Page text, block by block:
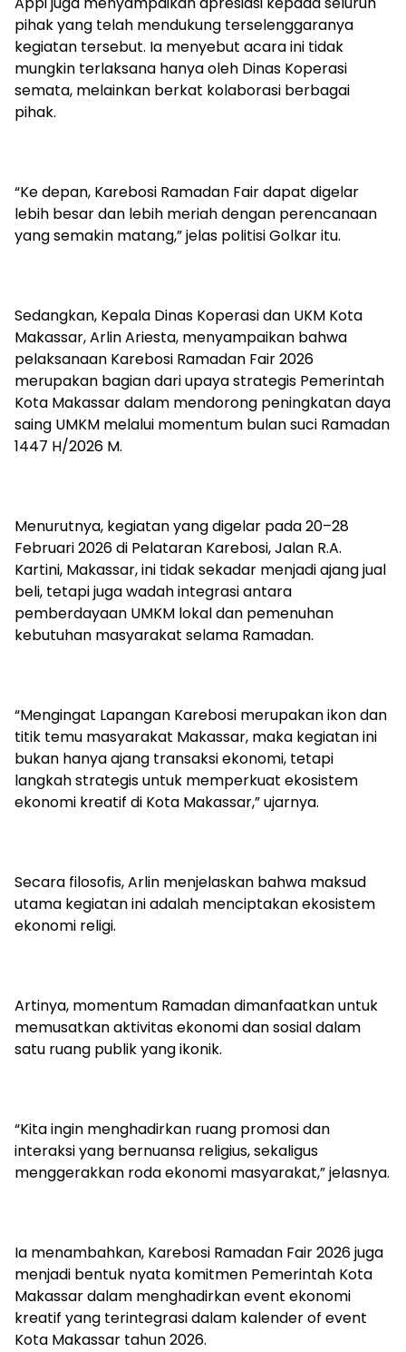
pihak yang telah mendukung terselenggaranya
kegiatan tersebut. Ia menyebut acara ini tidak
mungkin terlaksana hanya oleh Dinas Koperasi
semata, melainkan berkat kolaborasi berbagai
pihak.
“Ke depan, Karebosi Ramadan Fair dapat digelar
lebih besar dan lebih meriah dengan perencanaan
yang semakin matang,” jelas politisi Golkar itu.
Sedangkan, Kepala Dinas Koperasi dan UKM Kota
Makassar, Arlin Ariesta, menyampaikan bahwa
pelaksanaan Karebosi Ramadan Fair 2026
merupakan bagian dari upaya strategis Pemerintah
Kota Makassar dalam mendorong peningkatan daya
saing UMKM melalui momentum bulan suci Ramadan
1447 H/2026 M.
Menurutnya, kegiatan yang digelar pada 20–28
Februari 2026 di Pelataran Karebosi, Jalan R.A.
Kartini, Makassar, ini tidak sekadar menjadi ajang jual
beli, tetapi juga wadah integrasi antara
pemberdayaan UMKM lokal dan pemenuhan
kebutuhan masyarakat selama Ramadan.
“Mengingat Lapangan Karebosi merupakan ikon dan
titik temu masyarakat Makassar, maka kegiatan ini
bukan hanya ajang transaksi ekonomi, tetapi
langkah strategis untuk memperkuat ekosistem
ekonomi kreatif di Kota Makassar,” ujarnya.
Secara filosofis, Arlin menjelaskan bahwa maksud
utama kegiatan ini adalah menciptakan ekosistem
ekonomi religi.
Artinya, momentum Ramadan dimanfaatkan untuk
memusatkan aktivitas ekonomi dan sosial dalam
satu ruang publik yang ikonik.
“Kita ingin menghadirkan ruang promosi dan
interaksi yang bernuansa religius, sekaligus
menggerakkan roda ekonomi masyarakat,” jelasnya.
Ia menambahkan, Karebosi Ramadan Fair 2026 juga
menjadi bentuk nyata komitmen Pemerintah Kota
Makassar dalam menghadirkan event ekonomi
kreatif yang terintegrasi dalam kalender of event
Kota Makassar tahun 2026.